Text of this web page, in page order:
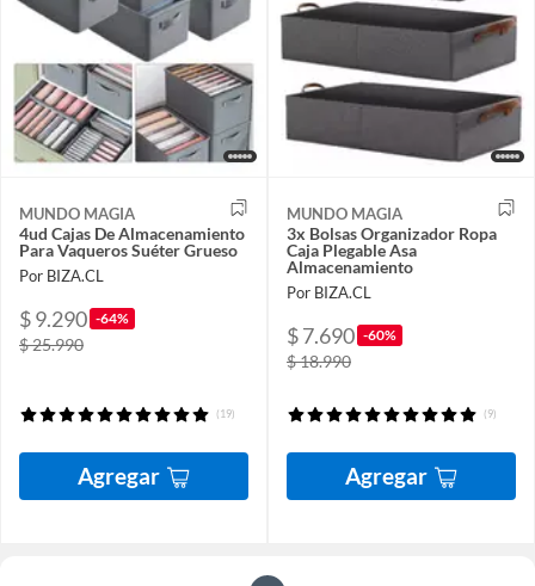
MUNDO MAGIA
4ud Cajas De Almacenamiento
Para Vaqueros Suéter Grueso
Por BIZA.CL
$ 9.290 -64%
$ 25.990
(19)
Agregar
MUNDO MAGIA
3x Bolsas Organizador Ropa
Caja Plegable Asa
Almacenamiento
Por BIZA.CL
$ 7.690 -60%
$ 18.990
(9)
Agregar